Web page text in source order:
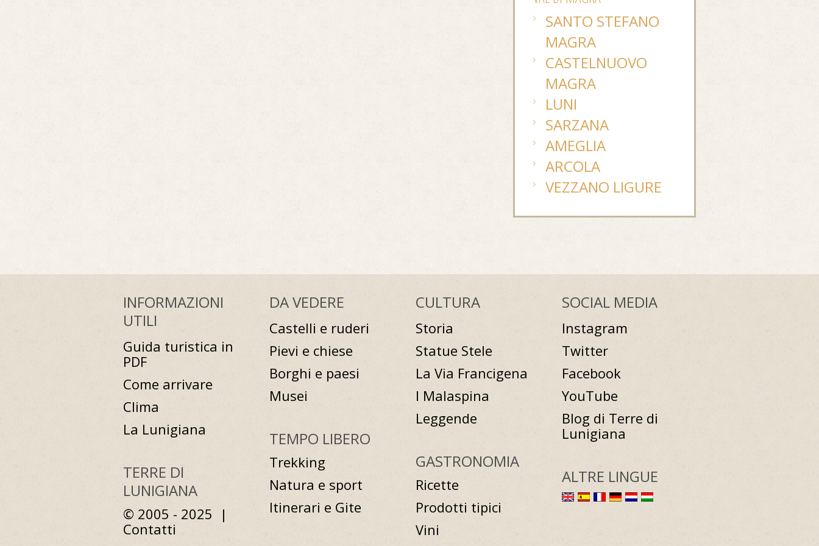
SANTO STEFANO
MAGRA
CASTELNUOVO
MAGRA
LUNI
SARZANA
AMEGLIA
ARCOLA
VEZZANO LIGURE
SOCIAL MEDIA
Instagram
Twitter
Facebook
YouTube
Blog di Terre di
Lunigiana
ALTRE LINGUE
CULTURA
Storia
Statue Stele
La Via Francigena
I Malaspina
Leggende
GASTRONOMIA
Ricette
Prodotti tipici
Vini
DA VEDERE
Castelli e ruderi
Pievi e chiese
Borghi e paesi
Musei
TEMPO LIBERO
Trekking
Natura e sport
Itinerari e Gite
INFORMAZIONI
UTILI
Guida turistica in
PDF
Come arrivare
Clima
La Lunigiana
TERRE DI
LUNIGIANA
© 2005 - 2025 |
Contatti